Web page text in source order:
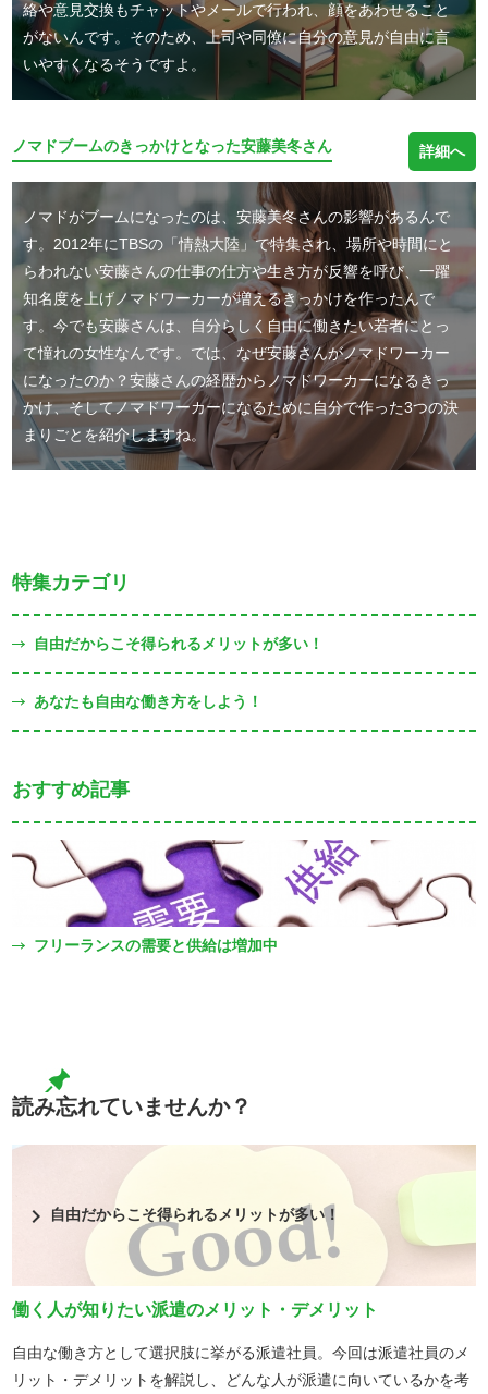
絡や意見交換もチャットやメールで行われ、顔をあわせること
がないんです。そのため、上司や同僚に自分の意見が自由に言
いやすくなるそうですよ。
ノマドブームのきっかけとなった安藤美冬さん 詳細へ
ノマドがブームになったのは、安藤美冬さんの影響があるんで
す。2012年にTBSの「情熱大陸」で特集され、場所や時間にと
らわれない安藤さんの仕事の仕方や生き方が反響を呼び、一躍
知名度を上げノマドワーカーが増えるきっかけを作ったんで
す。今でも安藤さんは、自分らしく自由に働きたい若者にとっ
て憧れの女性なんです。では、なぜ安藤さんがノマドワーカー
になったのか？安藤さんの経歴からノマドワーカーになるきっ
かけ、そしてノマドワーカーになるために自分で作った3つの決
まりごとを紹介しますね。
特集カテゴリ
自由だからこそ得られるメリットが多い！
あなたも自由な働き方をしよう！
おすすめ記事
フリーランスの需要と供給は増加中
読み忘れていませんか？
chevron_right 自由だからこそ得られるメリットが多い！
働く人が知りたい派遣のメリット・デメリット
自由な働き方として選択肢に挙がる派遣社員。今回は派遣社員のメ
リット・デメリットを解説し、どんな人が派遣に向いているかを考